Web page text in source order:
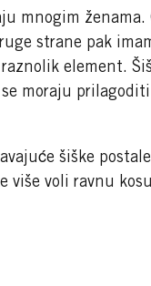
mnogim
strane pak
element.
moraju
šiške
više voli ravnu